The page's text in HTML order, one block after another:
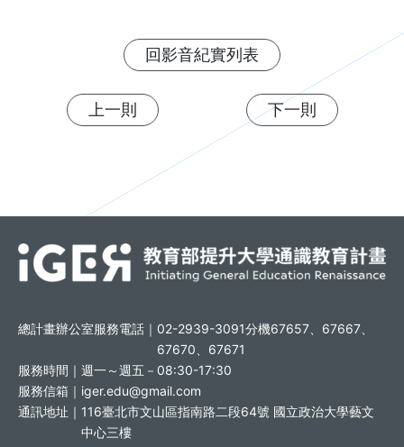
回影音紀實列表
上一則 下一則
總計畫辦公室服務電話｜ 02-2939-3091分機67657、67667、
67670、67671
服務時間｜ 週一～週五－08:30-17:30
服務信箱｜ iger.edu@gmail.com
通訊地址｜ 116臺北市文山區指南路二段64號 國立政治大學藝文
中心三樓